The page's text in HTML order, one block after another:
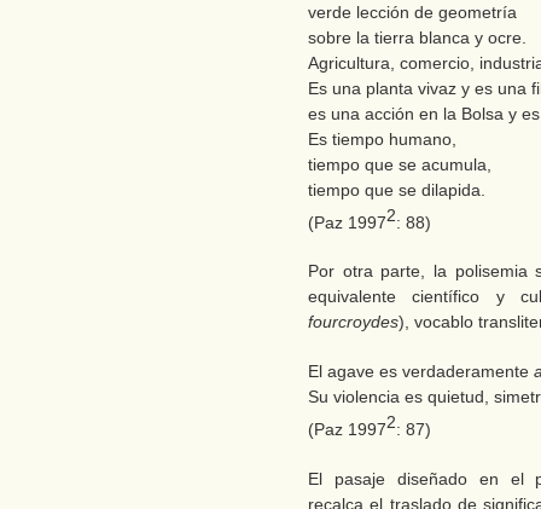
verde lección de geometría
sobre la tierra blanca y ocre.
Agricultura, comercio,
Es una planta vivaz y es una
es una acción en la Bolsa y
Es tiempo humano,
tiempo que se acumula,
tiempo que se dilapida.
(Paz 19972: 88)
Por otra parte, la polisemia
equivalente científico y
fourcroydes), vocablo
El agave es verdaderamente
Su violencia es quietud,
(Paz 19972: 87)
El pasaje diseñado en el
recalca el traslado de